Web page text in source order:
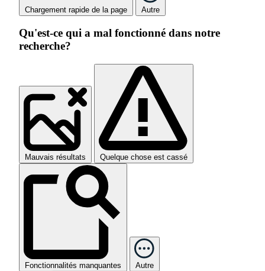
Chargement rapide de la page Autre
Qu'est-ce qui a mal fonctionné dans notre
recherche?
Mauvais résultats Quelque chose est cassé
Fonctionnalités manquantes Autre